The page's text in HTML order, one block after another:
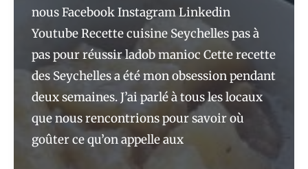
nous Facebook Instagram Linkedin
Youtube Recette cuisine Seychelles pas à
pas pour réussir ladob manioc Cette recette
des Seychelles a été mon obsession pendant
deux semaines. J’ai parlé à tous les locaux
que nous rencontrions pour savoir où
goûter ce qu’on appelle aux